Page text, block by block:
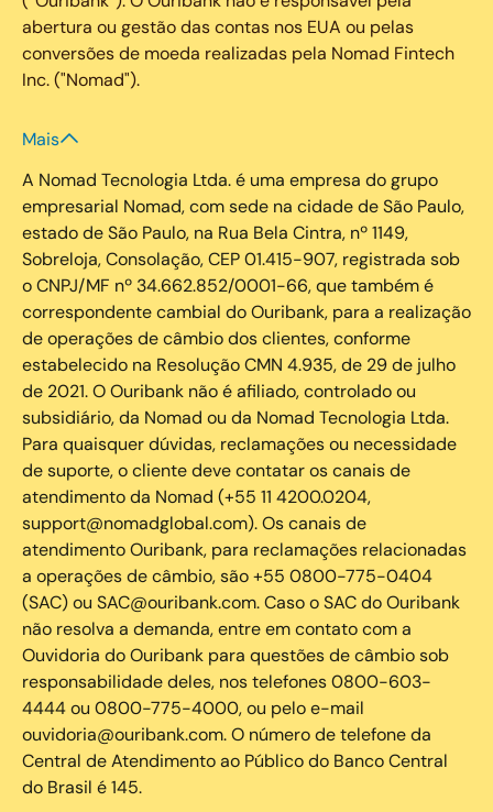
abertura ou gestão das contas nos EUA ou pelas
conversões de moeda realizadas pela Nomad Fintech
Inc. ("Nomad").
Mais
A Nomad Tecnologia Ltda. é uma empresa do grupo
empresarial Nomad, com sede na cidade de São Paulo,
estado de São Paulo, na Rua Bela Cintra, nº 1149,
Sobreloja, Consolação, CEP 01.415-907, registrada sob
o CNPJ/MF nº 34.662.852/0001-66, que também é
correspondente cambial do Ouribank, para a realização
de operações de câmbio dos clientes, conforme
estabelecido na Resolução CMN 4.935, de 29 de julho
de 2021. O Ouribank não é afiliado, controlado ou
subsidiário, da Nomad ou da Nomad Tecnologia Ltda.
Para quaisquer dúvidas, reclamações ou necessidade
de suporte, o cliente deve contatar os canais de
atendimento da Nomad (+55 11 4200.0204,
support@nomadglobal.com). Os canais de
atendimento Ouribank, para reclamações relacionadas
a operações de câmbio, são +55 0800-775-0404
(SAC) ou SAC@ouribank.com. Caso o SAC do Ouribank
não resolva a demanda, entre em contato com a
Ouvidoria do Ouribank para questões de câmbio sob
responsabilidade deles, nos telefones 0800-603-
4444 ou 0800-775-4000, ou pelo e-mail
ouvidoria@ouribank.com. O número de telefone da
Central de Atendimento ao Público do Banco Central
do Brasil é 145.